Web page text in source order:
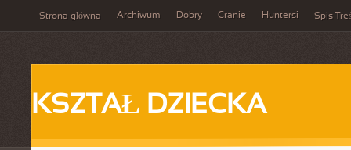
Strona główna Archiwum Dobry Granie Huntersi Spis
KSZTAŁ DZIECKA